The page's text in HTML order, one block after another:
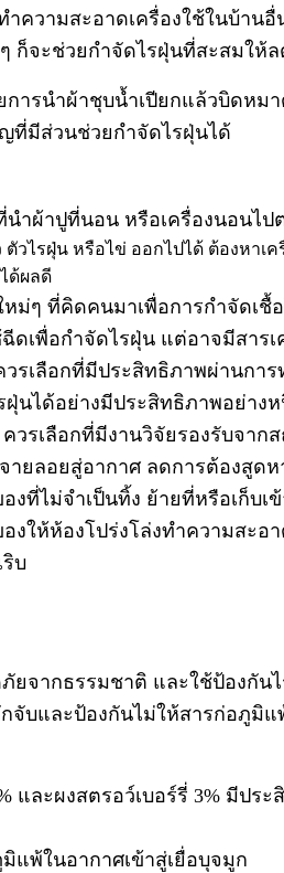
ความสะอาดเครื่องใช้ในบ้าน
ก็จะช่วยกำจัดไรฝุ่นที่สะสมให้
ารนำผ้าชุบน้ำเปียกแล้วบิดหม
ที่มีส่วนช่วยกำจัดไรฝุ่นได้
ำผ้าปูที่นอน หรือเครื่องนอนไป
วไรฝุ่น หรือไข่ ออกไปได้ ต้องห
ด้ผลดี
ม่ๆ ที่คิดคนมาเพื่อการกำจัดเ
เพื่อกำจัดไรฝุ่น แต่อาจมีสาร
เลือกที่มีประสิทธิภาพผ่านกา
ได้อย่างมีประสิทธิภาพอย่าง
รเลือกที่มีงานวิจัยรองรับจาก
ยลอยสู่อากาศ ลดการต้องสูดห
งที่ไม่จำเป็นทิ้ง ย้ายที่หรือเก็บ
งให้ห้องโปร่งโล่งทำความสะ
บ
จากธรรมชาติ และใช้ป้องกัน
จับและป้องกันไม่ให้สารก่อภูมิ
และผงสตรอว์เบอร์รี่ 3% มีป
แพ้ในอากาศเข้าสู่เยื่อบุจมูก